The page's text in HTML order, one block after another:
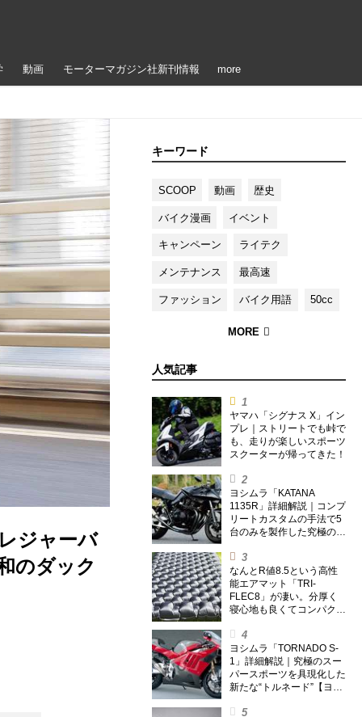
動画 モーターマガジン社新刊情報 more
ジャーバ
のダック
キーワード
SCOOP 動画 歴史
バイク漫画 イベント
キャンペーン ライテク
メンテナンス 最高速
ファッション バイク用語 50cc
人気記事
ヤマハ「シグナス X」イン
プレ｜ストリートでも峠で
も、走りが楽しいスポーツ
スクーターが帰ってきた！
ヨシムラ「KATANA
1135R」詳細解説｜コンプ
リートカスタムの手法で5
台のみを製作した究極の銘
なんとR値8.5という高性
能エアマット「TRI-
FLEC8」が凄い。分厚く
寝心地も良くてコンパクト
トを試してみた〈若林浩志
のスーパー・カブカブ・ダ
イアリーズ Vol.385〉
ヨシムラ「TORNADO S-
1」詳細解説｜究極のスー
パースポーツを具現化した
新たな“トルネード”【ヨシ